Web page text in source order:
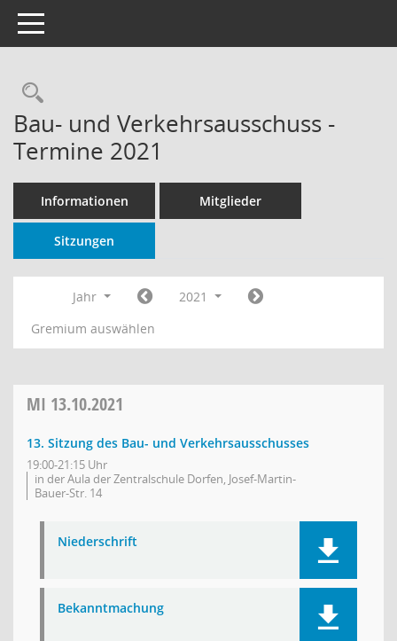
Toggle navigation
Rechercheauswahl
Bau- und Verkehrsausschuss -
Termine 2021
Informationen Mitglieder
Sitzungen
Jahr
2021
Gremium auswählen
MI 13.10.2021
13. Sitzung des Bau- und Verkehrsausschusses
19:00-21:15 Uhr
in der Aula der Zentralschule Dorfen, Josef-Martin-
Bauer-Str. 14
Niederschrift
Bekanntmachung